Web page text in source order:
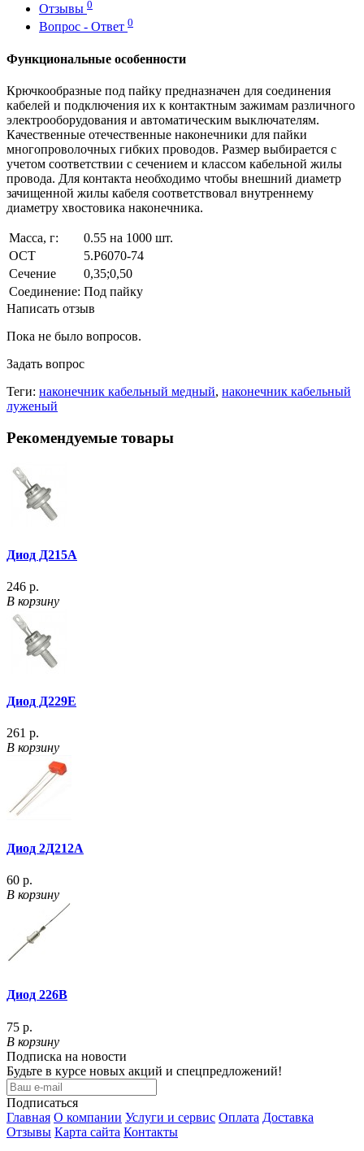
Отзывы 0
Вопрос - Ответ 0
Функциональные особенности
Крючкообразные под пайку предназначен для соединения
кабелей и подключения их к контактным зажимам различного
электрооборудования и автоматическим выключателям.
Качественные отечественные наконечники для пайки
многопроволочных гибких проводов. Размер выбирается с
учетом соответствии с сечением и классом кабельной жилы
провода. Для контакта необходимо чтобы внешний диаметр
зачищенной жилы кабеля соответствовал внутреннему
диаметру хвостовика наконечника.
Масса, г:
0.55 на 1000 шт.
ОСТ
5.Р6070-74
Сечение
0,35;0,50
Соединение: Под пайку
Написать отзыв
Пока не было вопросов.
Задать вопрос
Теги: наконечник кабельный медный, наконечник кабельный
луженый
Рекомендуемые товары
Диод Д215А
246 р.
В корзину
Диод Д229Е
261 р.
В корзину
Диод 2Д212А
60 р.
В корзину
Диод 226В
75 р.
В корзину
Подписка на новости
Будьте в курсе новых акций и спецпредложений!
Подписаться
Главная О компании Услуги и сервис Оплата Доставка
Отзывы Карта сайта Контакты